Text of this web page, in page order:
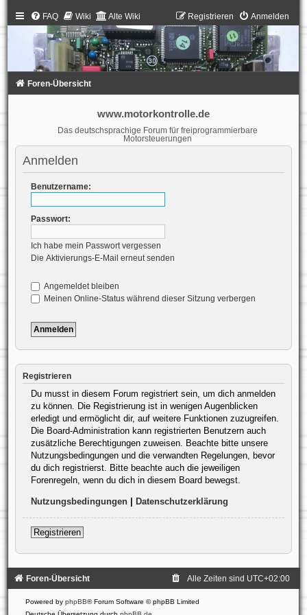
FAQ Wiki Alte Wiki Anmelden
Registrieren
Foren-Übersicht
www.motorkontrolle.de
Das deutschsprachige Forum für freiprogrammierbare
Motorsteuerungen
Anmelden
Benutzername:
Passwort:
Ich habe mein Passwort vergessen
Die Aktivierungs-E-Mail erneut senden
Angemeldet bleiben
Meinen Online-Status während dieser Sitzung verbergen
Registrieren
Du musst in diesem Forum registriert sein, um dich anmelden
zu können. Die Registrierung ist in wenigen Augenblicken
erledigt und ermöglicht dir, auf weitere Funktionen zuzugreifen.
Die Board-Administration kann registrierten Benutzern auch
zusätzliche Berechtigungen zuweisen. Beachte bitte unsere
Nutzungsbedingungen und die verwandten Regelungen, bevor
du dich registrierst. Bitte beachte auch die jeweiligen
Forenregeln, wenn du dich in diesem Board bewegst.
Nutzungsbedingungen| Datenschutzerklärung
Registrieren
Foren-Übersicht Alle Zeiten sind UTC+02:00
Powered by phpBB® Forum Software © phpBB Limited